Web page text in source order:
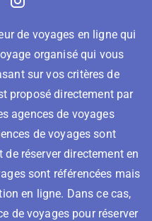
de voyages en ligne qui
organisé qui vous
sur vos critères de
proposé directement par
agences de voyages
de voyages sont
réserver directement en
sont référencées mais
en ligne. Dans ce cas,
de voyages pour réserver